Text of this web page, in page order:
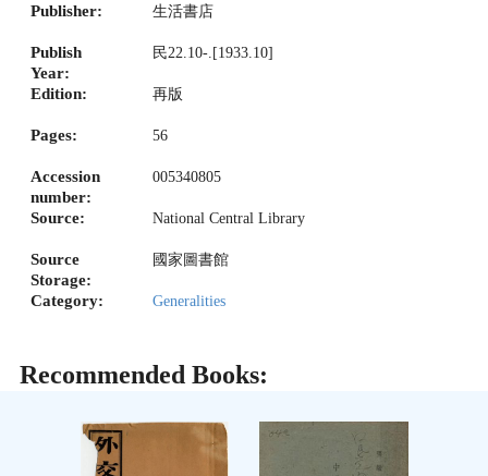
Publisher: 生活書店
Publish
Year:
民22.10-.[1933.10]
Edition: 再版
Pages: 56
Accession
number:
005340805
Source: National Central Library
Source
Storage:
國家圖書館
Category: Generalities
Recommended Books: